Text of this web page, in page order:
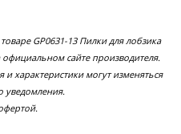
GP0631-13 Пилки для лобзика
сайте производителя.
характеристики могут изменяться
уведомления.